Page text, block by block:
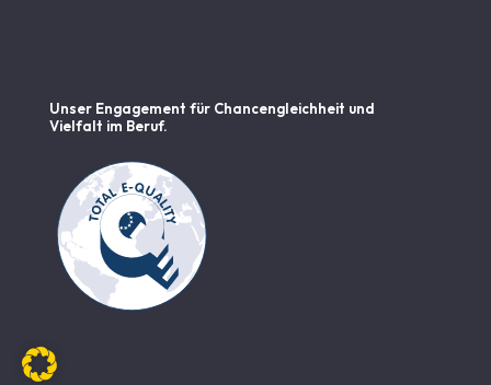
Unser Engagement für Chancen­gleichheit und
Vielfalt im Beruf.